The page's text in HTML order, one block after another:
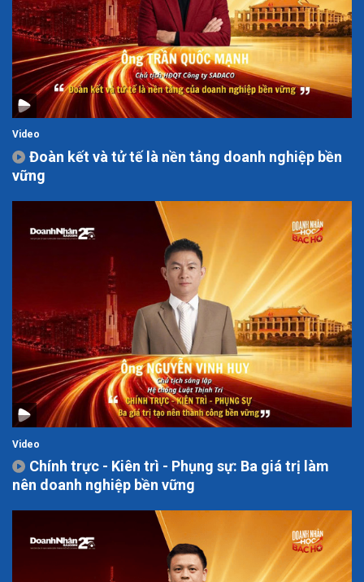
Video
Đoàn kết và tử tế là nền tảng doanh nghiệp bền
vững
Video
Chính trực - Kiên trì - Phụng sự: Ba giá trị làm
nên doanh nghiệp bền vững